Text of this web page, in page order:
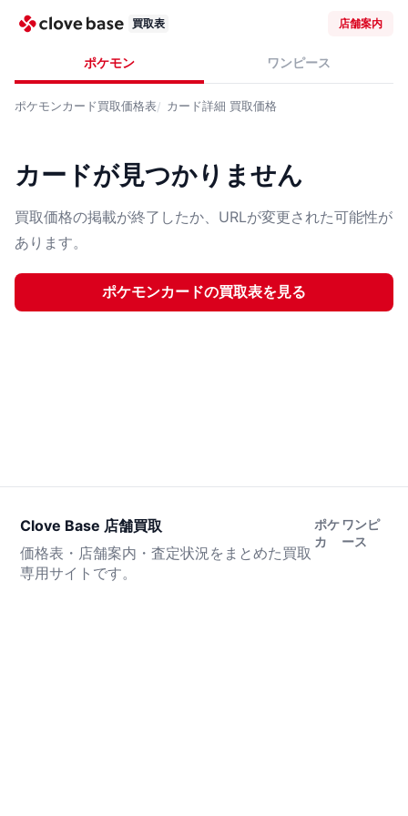
買取表 店舗案内
ポケモン ワンピース
ポケモンカード買取価格表 カード詳細 買取価格
カードが見つかりません
買取価格の掲載が終了したか、URLが変更された可能性が
あります。
ポケモンカードの買取表を見る
Clove Base 店舗買取
価格表・店舗案内・査定状況をまとめた買取
専用サイトです。
ポケ
カ
ワンピ
ース